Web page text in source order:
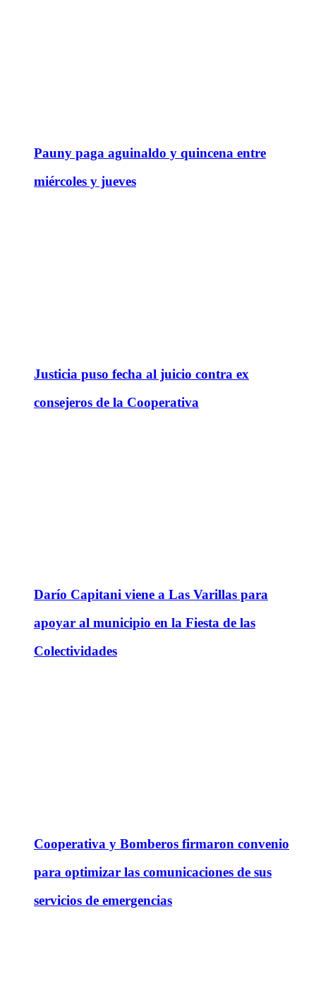
Pauny paga aguinaldo y quincena entre
miércoles y jueves
Justicia puso fecha al juicio contra ex
consejeros de la Cooperativa
Darío Capitani viene a Las Varillas para
apoyar al municipio en la Fiesta de las
Colectividades
Cooperativa y Bomberos firmaron convenio
para optimizar las comunicaciones de sus
servicios de emergencias